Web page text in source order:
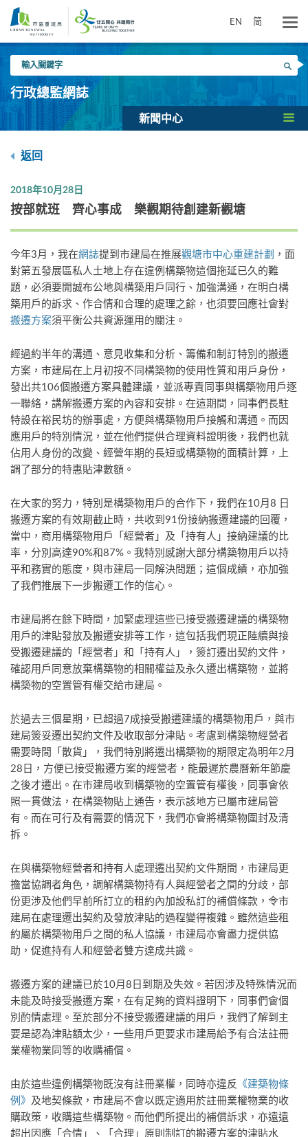
要
EN 简
入
關
鍵
搜尋
行政總監網誌
新聞中心
返回
2018年10月28日
按部就班 齊心事成 樂觀期待創建新觀塘
今年3月，我在網誌提到市建局在推展觀塘市中心重建計劃 ，面
對第五發展區私人土地上存在違例構築物這個拖延已久的難
題，必須要開誠布公地與構築用戶同行、加強溝通，在明白構
築用戶的訴求、作合情和合理的處理之餘，也須要回應社會對
搬遷方案須平衡公共資源運用的關注。
經過約半年的溝通、意見收集和分析、籌備和制訂特別的搬遷
方案，市建局在上月初按不同構築物的使用性質和用戶身份，
發出共106個搬遷方案具體建議，並派專責同事與構築物用戶逐
一聯絡，講解搬遷方案的內容和安排。在這期間，同事們長駐
特設在裕民坊的辦事處，方便與構築物用戶接觸和溝通。而因
應用戶的特別情況，並在他們提供合理資料證明後，我們也就
佔用人身份的改變、經營年期的長短或構築物的面積計算，上
調了部分的特惠貼津數額。
在大家的努力，特別是構築物用戶的合作下，我們在10月8 日
搬遷方案的有效期截止時，共收到91份接納搬遷建議的回覆，
當中，商用構築物用戶「經營者」及「持有人」接納建議的比
率，分別高達90%和87%。我特別感謝大部分構築物用戶以持
平和務實的態度，與市建局一同解決問題；這個成績，亦加強
了我們推展下一步搬遷工作的信心。
市建局將在餘下時間，加緊處理這些已接受搬遷建議的構築物
用戶的津貼發放及搬遷安排等工作，這包括我們現正陸續與接
受搬遷建議的「經營者」和「持有人」，簽訂遷出契約文件，
確認用戶同意放棄構築物的相關權益及永久遷出構築物，並將
構築物的空置管有權交給市建局。
於過去三個星期，已超過7成接受搬遷建議的構築物用戶，與市
建局簽妥遷出契約文件及收取部分津貼。考慮到構築物經營者
需要時間「散貨」，我們特別將遷出構築物的期限定為明年2月
28日，方便已接受搬遷方案的經營者，能最遲於農曆新年節慶
之後才遷出。在市建局收到構築物的空置管有權後，同事會依
照一貫做法，在構築物貼上通告，表示該地方已屬市建局管
有。而在可行及有需要的情況下，我們亦會將構築物圍封及清
拆。
在與構築物經營者和持有人處理遷出契約文件期間，市建局更
擔當協調者角色，調解構築物持有人與經營者之間的分歧，部
份更涉及他們早前所訂立的租約內加設私訂的補償條款，令市
建局在處理遷出契約及發放津貼的過程變得複雜。雖然這些租
約屬於構築物用戶之間的私人協議，市建局亦會盡力提供協
助，促進持有人和經營者雙方達成共識。
搬遷方案的建議已於10月8日到期及失效。若因涉及特殊情況而
未能及時接受搬遷方案，在有足夠的資料證明下，同事們會個
別酌情處理。至於部分不接受搬遷建議的用戶，我們了解到主
要是認為津貼額太少，一些用戶更要求市建局給予有合法註冊
業權物業同等的收購補償。
由於這些違例構築物既沒有註冊業權，同時亦違反 《建築物條
例》 及地契條款，市建局不會以既定適用於註冊業權物業的收
購政策，收購這些構築物。而他們所提出的補償訴求，亦遠遠
超出因應「合情」、「合理」原則制訂的搬遷方案的津貼水